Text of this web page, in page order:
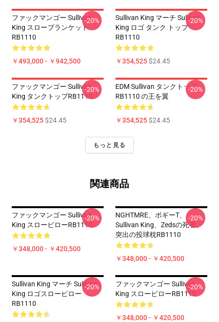
ファックマンゴー Sullivan
King スローブランケット
RB1110
￥493,000 - ￥942,500
-20%
Sullivan King マーチ Sullivan
King ロゴ タンク トップ
RB1110
￥354,525$24.45
-20%
ファックマンゴー Sullivan
King タンクトップRB1110
￥354,525$24.45
-20%
EDM Sullivan タンクトップ
RB1110 の王を翼
￥354,525$24.45
-20%
もっと見る
関連商品
ファックマンゴー Sullivan
King スローピローRB1110
￥348,000 - ￥420,500
-20%
NGHTMRE、ボギーT、
Sullivan King、Zedsの死者、
突出の投球枕RB1110
￥348,000 - ￥420,500
-20%
Sullivan King マーチ Sullivan
King ロゴスローピロー
RB1110
-20%
ファックマンゴー Sullivan
King スローピローRB1110
￥348,000 - ￥420,500
-20%